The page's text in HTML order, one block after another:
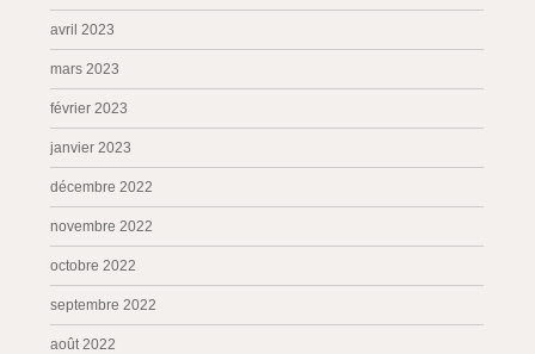
avril 2023
mars 2023
février 2023
janvier 2023
décembre 2022
novembre 2022
octobre 2022
septembre 2022
août 2022